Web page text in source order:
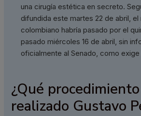
una cirugía estética en secreto.
difundida este martes 22 de abril, el
colombiano habría pasado por el
pasado miércoles 16 de abril, sin
oficialmente al Senado, como
¿Qué
realizado Gustavo